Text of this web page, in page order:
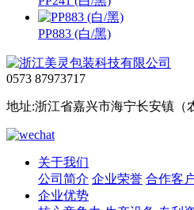
PP883 (白/黑)
0573 87973717
地址:浙江省嘉兴市海宁长安镇（
关于我们
公司简介 企业荣誉 合作客
企业优势